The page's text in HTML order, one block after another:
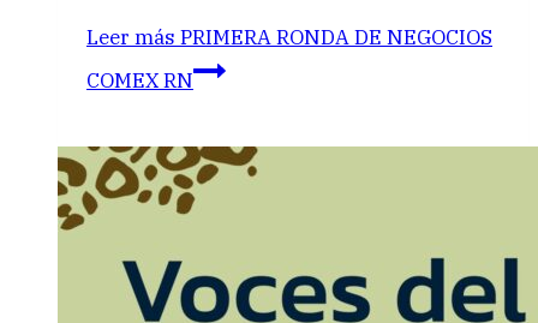
Leer más PRIMERA RONDA DE NEGOCIOS
COMEX RN